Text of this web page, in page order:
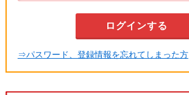
⇒パスワード、登録情報を忘れてしまった方